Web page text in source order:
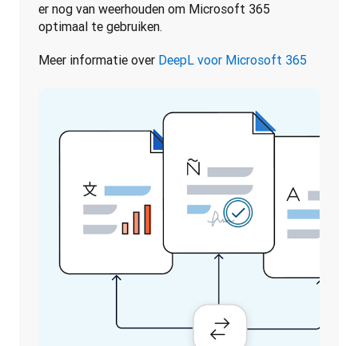
er nog van weerhouden om Microsoft 365
optimaal te gebruiken.
Meer informatie over DeepL voor Microsoft 365